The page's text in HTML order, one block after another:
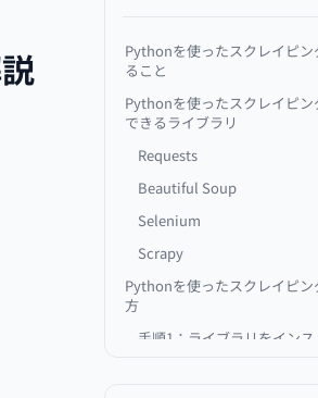
Pythonを使ったスクレイピン
ること
Pythonを使ったスクレイピン
できるライブラリ
Requests
Beautiful Soup
Selenium
Scrapy
Pythonを使ったスクレイピン
方
手順1：ライブラリをイン